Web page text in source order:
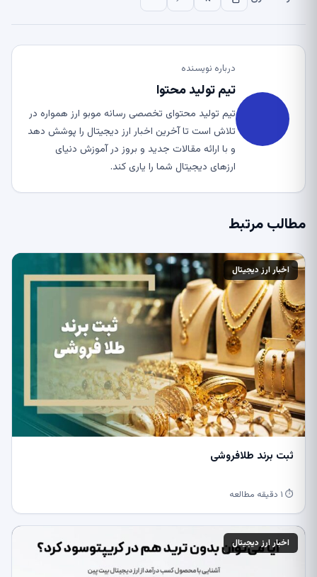
درباره نویسنده
تیم تولید محتوا
تیم تولید محتوای تخصصی رسانه موبو ارز همواره در
تلاش است تا آخرین اخبار ارز دیجیتال را پوشش دهد
و با ارائه مقالات جدید و بروز در آموزش دنیای
ارزهای دیجیتال شما را یاری کند.
مطالب مرتبط
اخبار ارز دیجیتال
ثبت برند طلافروشی
⏱ ۱ دقیقه مطالعه
اخبار ارز دیجیتال